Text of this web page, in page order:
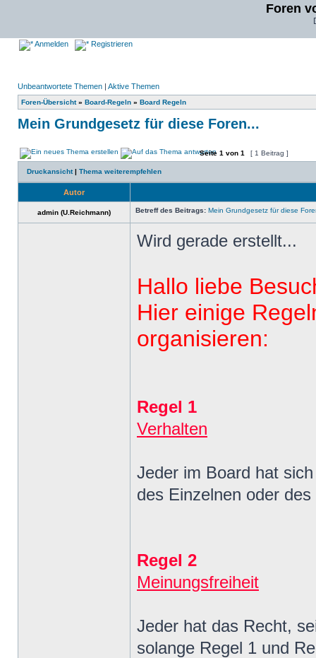
Foren
Anmelden Registrieren
Unbeantwortete Themen | Aktive Themen
Foren-Übersicht» Board-Regeln » Board Regeln
Mein Grundgesetz für diese Foren...
Seite 1 von 1 [ 1 Beitrag ]
Druckansicht| Thema weiterempfehlen
Autor
admin (U.Reichmann) Betreff des Beitrags: Mein Grundgesetz für diese
Wird gerade erstellt...
Hallo liebe
Hier einige
organisieren:
Regel 1
Verhalten
Jeder im Board hat
des Einzelnen oder
Regel 2
Meinungsfreiheit
Jeder hat das Recht,
solange Regel 1 und